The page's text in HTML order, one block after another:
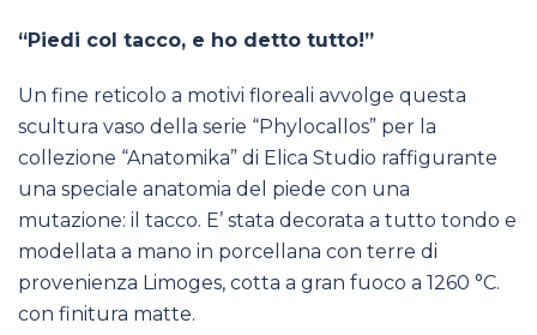
prezzo:
da
880.00€
a
1,760.00€
“Piedi col tacco, e ho detto tutto!”
Un fine reticolo a motivi floreali avvolge questa
scultura vaso della serie “Phylocallos” per la
collezione “Anatomika” di Elica Studio raffigurante
una speciale anatomia del piede con una
mutazione: il tacco. E’ stata decorata a tutto tondo e
modellata a mano in porcellana con terre di
provenienza Limoges, cotta a gran fuoco a 1260 °C.
con finitura matte.